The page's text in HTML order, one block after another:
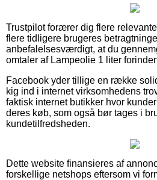
Trustpilot forærer dig flere
flere tidligere brugeres
anbefalelsesværdigt, at du
omtaler af Lampeolie 1 liter
Facebook yder tillige en række
kig ind i internet virksomhedens
faktisk internet butikker hvor
deres køb, som også bør tages i
kundetilfredsheden.
Dette website finansieres af
forskellige netshops eftersom vi